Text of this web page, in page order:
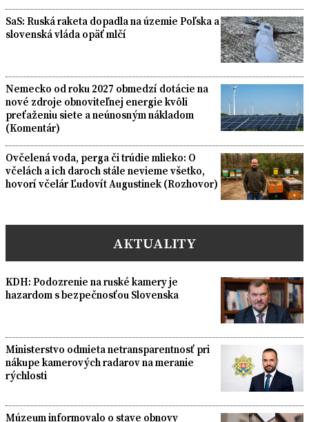
SaS: Ruská raketa dopadla na územie Poľska a
slovenská vláda opäť mlčí
Nemecko od roku 2027 obmedzí dotácie na
nové zdroje obnoviteľnej energie kvôli
preťaženiu siete a neúnosným nákladom
(Komentár)
Ovčelená voda, perga či trúdie mlieko: O
včelách a ich daroch stále nevieme všetko,
hovorí včelár Ľudovít Augustinek (Rozhovor)
AKTUALITY
KDH: Podozrenie na ruské kamery je
hazardom s bezpečnosťou Slovenska
Ministerstvo odmieta netransparentnosť pri
nákupe kamerových radarov na meranie
rýchlosti
Múzeum informovalo o stave obnovy